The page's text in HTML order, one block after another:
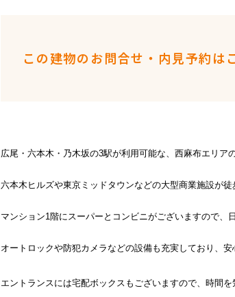
この建物のお問合せ・内見予約は
広尾・六本木・乃木坂の3駅が利用可能な、西麻布エリア
六本木ヒルズや東京ミッドタウンなどの大型商業施設が徒
マンション1階にスーパーとコンビニがございますので、
オートロックや防犯カメラなどの設備も充実しており、
エントランスには宅配ボックスもございますので、時間